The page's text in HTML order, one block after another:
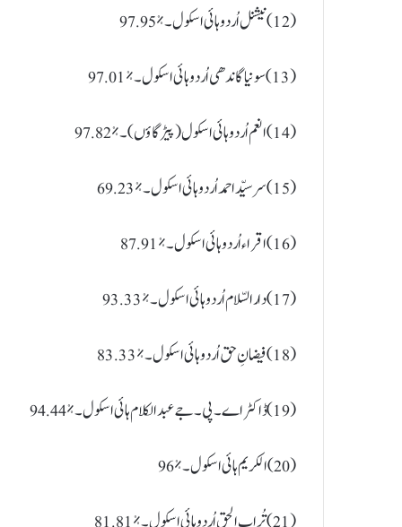
(12) نیشنل اُردو ہائی اسکول ۔ %97.95
(13) سونیا گاندھی اُردو ہائی اسکول ۔ %97.01
(14) انعم اُردو ہائی اسکول (پیڑگاؤں) ۔ %97.82
(15) سر سیّد احمد اُردو ہائی اسکول ۔ %69.23
(16) اقراء اُردو ہائی اسکول ۔ %87.91
(17) دارالسّلام اُردو ہائی اسکول ۔ %93.33
(18) فیضانِ حق اُردو ہائی اسکول ۔ %83.33
(19) ڈاکٹر اے۔پی۔جے عبدالکلام ہائی اسکول ۔ %94.44
(20) الکریم ہائی اسکول ۔ %96